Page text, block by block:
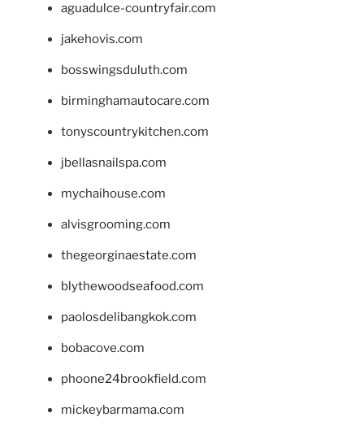
aguadulce-countryfair.com
jakehovis.com
bosswingsduluth.com
birminghamautocare.com
tonyscountrykitchen.com
jbellasnailspa.com
mychaihouse.com
alvisgrooming.com
thegeorginaestate.com
blythewoodseafood.com
paolosdelibangkok.com
bobacove.com
phoone24brookfield.com
mickeybarmama.com